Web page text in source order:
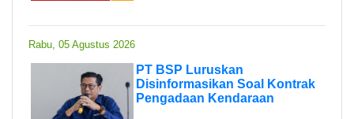
Rabu, 05 Agustus 2026
PT BSP Luruskan
Disinformasikan Soal Kontrak
Pengadaan Kendaraan